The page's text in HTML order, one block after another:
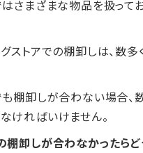
はさまざまな物品を扱っ
グストアでの棚卸しは、
も棚卸しが合わない場合
ければいけません。
棚卸しが合わなかったら